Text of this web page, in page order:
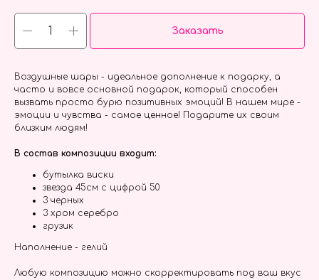
Заказать
Воздушные шары - идеальное дополнение к подарку, а
часто и вовсе основной подарок, который способен
вызвать просто бурю позитивных эмоций! В нашем мире -
эмоции и чувства - самое ценное! Подарите их своим
близким людям!
В состав композиции входит:
бутылка виски
звезда 45см с цифрой 50
3 черных
3 хром серебро
грузик
Наполнение - гелий
Любую композицию можно скорректировать под ваш вкус